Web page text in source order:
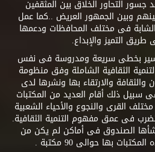
التحاور الخلاق بين المثقفين
وبين الجمهور العريض ..كما عمل
فى مختلف المحافظات ودعمها
التميز والإبداع.
يسير بخطى سريعة ومدروسة فى نفس
الثقافية الشاملة وفق منظومة
والارتقاء بها ونشرها لدى
ذلك أقام العديد من المكتبات
القرى والنجوع والأحياء الشعبية
فى عمق مفهوم التنمية الثقافية.
الصندوق فى أماكن لم يكن من
بها حوالى 90 مكتبة .